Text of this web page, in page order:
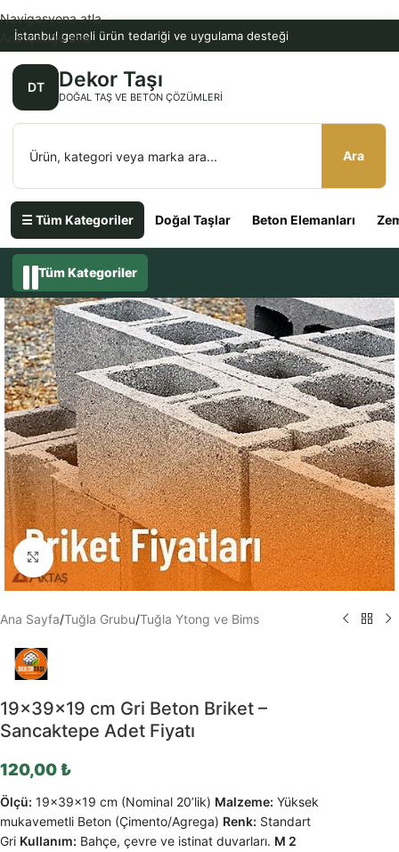
İstanbul geneli ürün tedariği ve uygulama desteği
DT Dekor Taşı
DOĞAL TAŞ VE BETON ÇÖZÜMLERI
Ara
☰ Tüm Kategoriler Doğal Taşlar Beton Elemanları
Navigasyona atla
Ana içeriğe atla
Tüm Kategoriler
Büyütmek için tıklayın
Ana Sayfa/Tuğla Grubu/Tuğla Ytong ve Bims
19x39x19 cm Gri Beton Briket –
Sancaktepe Adet Fiyatı
120,00 ₺
Ölçü: 19x39x19 cm (Nominal 20’lik) Malzeme: Yüksek
mukavemetli Beton (Çimento/Agrega) Renk: Standart
Gri Kullanım: Bahçe, çevre ve istinat duvarları. M 2